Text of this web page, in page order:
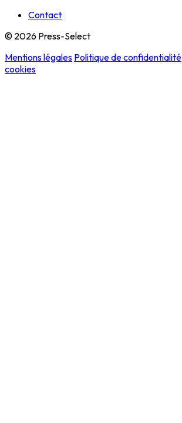
Contact
© 2026 Press-Select
Mentions légales Politique de confidentialité
cookies